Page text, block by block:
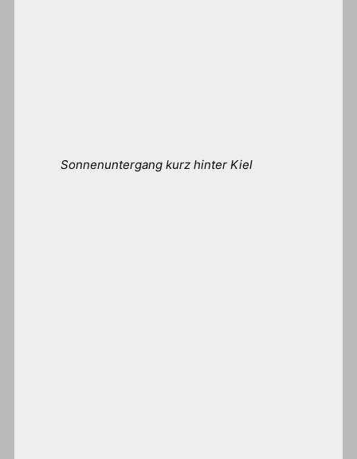
Sonnenuntergang kurz hinter Kiel